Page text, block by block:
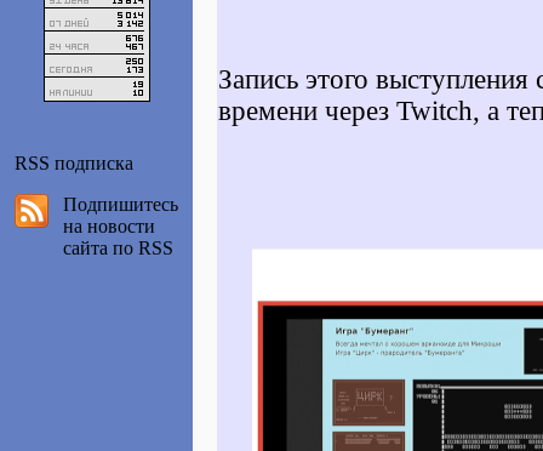
RSS подписка
Подпишитесь
на новости
сайта по RSS
Запись этого
времени через Twitch, а